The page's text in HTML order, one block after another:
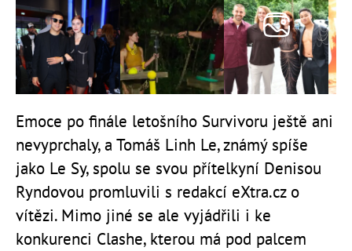
Emoce po finále letošního Survivoru ještě ani
nevyprchaly, a Tomáš Linh Le, známý spíše
jako Le Sy, spolu se svou přítelkyní Denisou
Ryndovou promluvili s redakcí eXtra.cz o
vítězi. Mimo jiné se ale vyjádřili i ke
konkurenci Clashe, kterou má pod palcem